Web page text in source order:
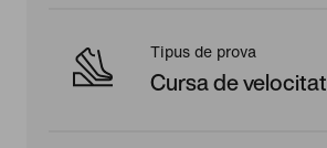
Tipus de prova
Cursa de velocitat